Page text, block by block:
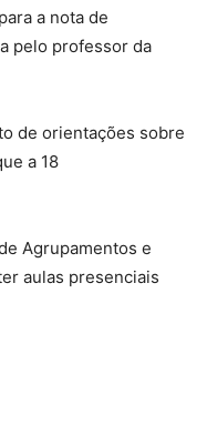
a nota de
pelo professor da
de orientações sobre
a 18
Agrupamentos e
aulas presenciais